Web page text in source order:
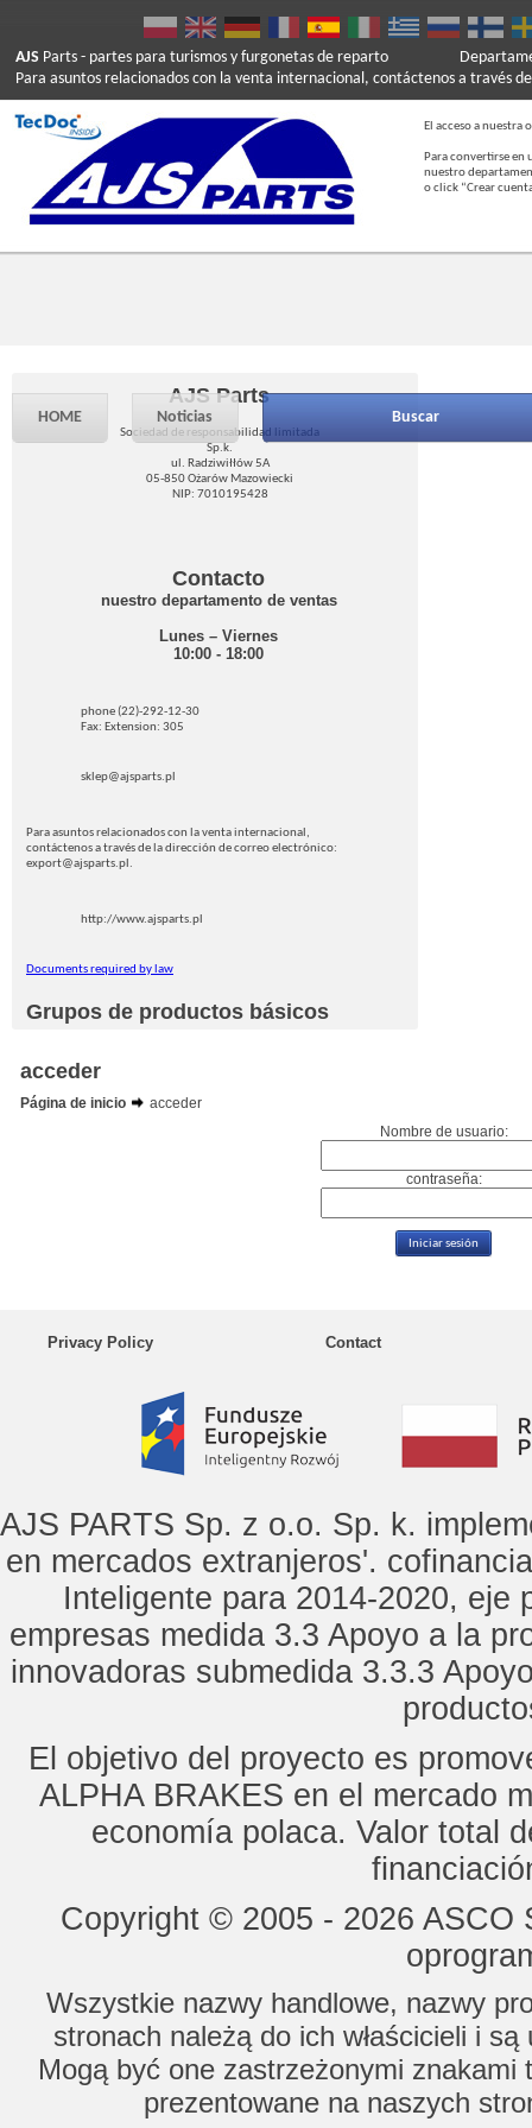
AJS Parts - partes para turismos y furgonetas de reparto
Para asuntos relacionados con la venta internacional, contáctenos a través
El acceso a nuestra
Para convertirse en
nuestro
o click “Crear
HOME Noticias Buscar
AJS Parts
Sociedad de responsabilidad limitada
Sp.k.
ul. Radziwiłłów 5A
05-850 Ożarów Mazowiecki
NIP: 7010195428
Contacto
nuestro departamento de ventas
Lunes – Viernes
10:00 - 18:00
phone (22)-292-12-30
Fax: Extension: 305
sklep@ajsparts.pl
Para asuntos relacionados con la venta internacional,
contáctenos a través de la dirección de correo electrónico:
export@ajsparts.pl.
http://www.ajsparts.pl
Documents required by law
Grupos de productos básicos
acceder
Página de inicio
acceder
Nombre de usuario:
contraseña:
Privacy Policy Contact
AJS PARTS Sp. z o.o. Sp. k.
en mercados extranjeros'.
Inteligente para 2014-2020, eje
empresas medida 3.3 Apoyo a la
innovadoras submedida 3.3.3
El objetivo del proyecto es
ALPHA BRAKES en el mercado
economía polaca. Valor total
Copyright © 2005 - 2026
Wszystkie nazwy handlowe, nazwy
stronach należą do ich właścicieli i
Mogą być one zastrzeżonymi znakami
prezentowane na naszych